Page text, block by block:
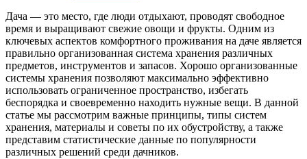
Дача — это место, где люди отдыхают, проводят свободное
время и выращивают свежие овощи и фрукты. Одним из
ключевых аспектов комфортного проживания на даче является
правильно организованная система хранения различных
предметов, инструментов и запасов. Хорошо организованные
системы хранения позволяют максимально эффективно
использовать ограниченное пространство, избегать
беспорядка и своевременно находить нужные вещи. В данной
статье мы рассмотрим важные принципы, типы систем
хранения, материалы и советы по их обустройству, а также
представим статистические данные по популярности
различных решений среди дачников.